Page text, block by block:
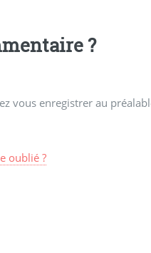
?
vous enregistrer au
oublié ?